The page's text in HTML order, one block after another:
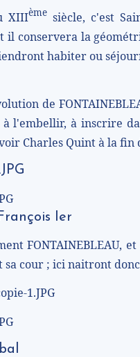
XIIIème siècle, c'est
il conservera la
habiter ou
de
l'embellir, à inscrire
Charles Quint à la fin
Ier
FONTAINEBLEAU,
sa cour ; ici naitront